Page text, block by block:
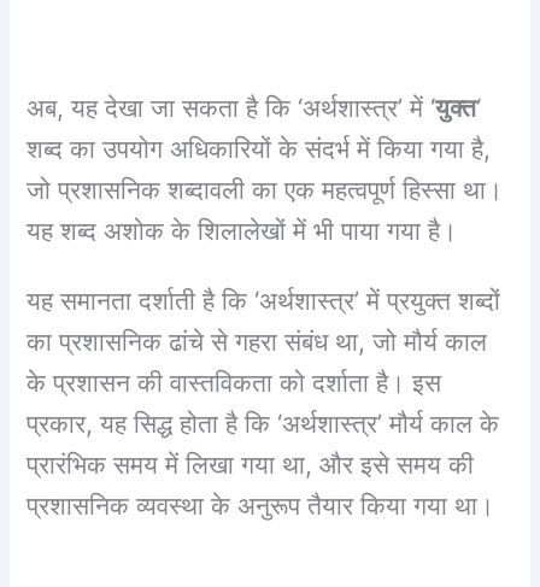
अब, यह देखा जा सकता है कि ‘अर्थशास्त्र’ में ‘युक्त‘
शब्द का उपयोग अधिकारियों के संदर्भ में किया गया है,
जो प्रशासनिक शब्दावली का एक महत्वपूर्ण हिस्सा था।
यह शब्द अशोक के शिलालेखों में भी पाया गया है।
यह समानता दर्शाती है कि ‘अर्थशास्त्र’ में प्रयुक्त शब्दों
का प्रशासनिक ढांचे से गहरा संबंध था, जो मौर्य काल
के प्रशासन की वास्तविकता को दर्शाता है। इस
प्रकार, यह सिद्ध होता है कि ‘अर्थशास्त्र’ मौर्य काल के
प्रारंभिक समय में लिखा गया था, और इसे समय की
प्रशासनिक व्यवस्था के अनुरूप तैयार किया गया था।